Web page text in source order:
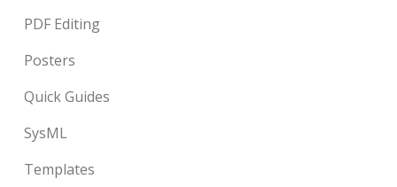
PDF Editing
Posters
Quick Guides
SysML
Templates